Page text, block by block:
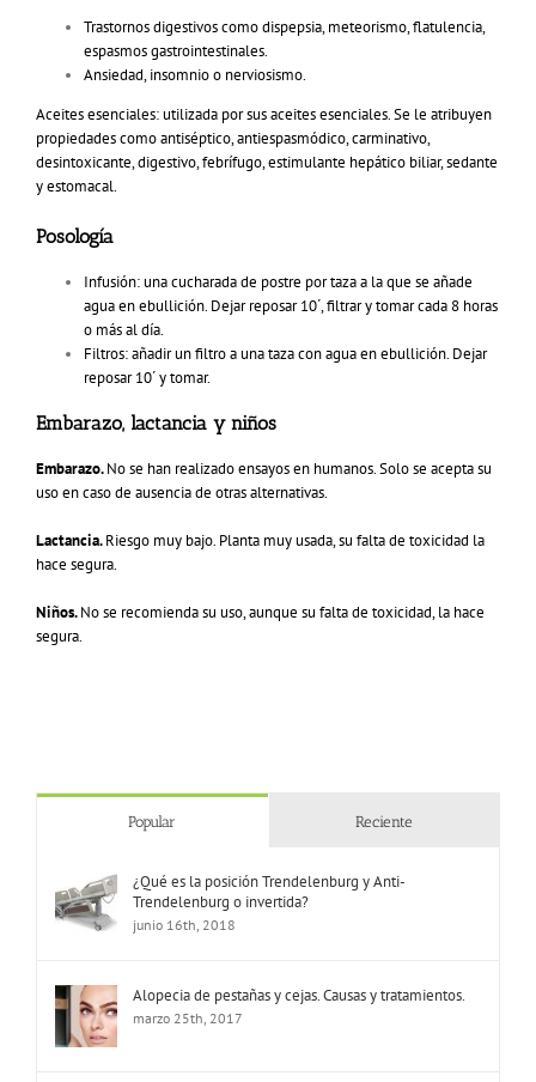
Trastornos digestivos como dispepsia, meteorismo, flatulencia,
espasmos gastrointestinales.
Ansiedad, insomnio o nerviosismo.
Aceites esenciales: utilizada por sus aceites esenciales. Se le atribuyen
propiedades como antiséptico, antiespasmódico, carminativo,
desintoxicante, digestivo, febrífugo, estimulante hepático biliar, sedante
y estomacal.
Posología
Infusión: una cucharada de postre por taza a la que se añade
agua en ebullición. Dejar reposar 10´, filtrar y tomar cada 8 horas
o más al día.
Filtros: añadir un filtro a una taza con agua en ebullición. Dejar
reposar 10´ y tomar.
Embarazo, lactancia y niños
Embarazo.No se han realizado ensayos en humanos. Solo se acepta su
uso en caso de ausencia de otras alternativas.
Lactancia.Riesgo muy bajo. Planta muy usada, su falta de toxicidad la
hace segura.
Niños.No se recomienda su uso, aunque su falta de toxicidad, la hace
segura.
Popular Reciente
¿Qué es la posición Trendelenburg y Anti-
Trendelenburg o invertida?
junio 16th, 2018
Alopecia de pestañas y cejas. Causas y tratamientos.
marzo 25th, 2017